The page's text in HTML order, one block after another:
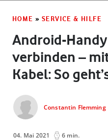
HOME » SERVICE & HILFE
Android-
verbinden –
Kabel: So
Constantin Flemming
04. Mai 2021 6 min.